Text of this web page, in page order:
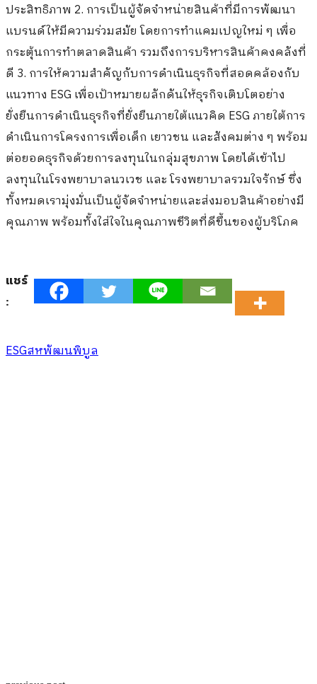
ประสิทธิภาพ 2. การเป็นผู้จัดจำหน่ายสินค้าที่มีการพัฒนา
แบรนด์ให้มีความร่วมสมัย โดยการทำแคมเปญใหม่ ๆ เพื่อ
กระตุ้นการทำตลาดสินค้า รวมถึงการบริหารสินค้าคงคลังที่
ดี 3. การให้ความสำคัญกับการดำเนินธุรกิจที่สอดคล้องกับ
แนวทาง ESG เพื่อเป้าหมายผลักดันให้ธุรกิจเติบโตอย่าง
ยั่งยืนการดำเนินธุรกิจที่ยั่งยืนภายใต้แนวคิด ESG ภายใต้การ
ดำเนินการโครงการเพื่อเด็ก เยาวชน และสังคมต่าง ๆ พร้อม
ต่อยอดธุรกิจด้วยการลงทุนในกลุ่มสุขภาพ โดยได้เข้าไป
ลงทุนในโรงพยาบาลนวเวช และ โรงพยาบาลรวมใจรักษ์ ซึ่ง
ทั้งหมดเรามุ่งมั่นเป็นผู้จัดจำหน่ายและส่งมอบสินค้าอย่างมี
คุณภาพ พร้อมทั้งใส่ใจในคุณภาพชีวิตที่ดีขึ้นของผู้บริโภค
แชร์
:
ESGสหพัฒนพิบูล